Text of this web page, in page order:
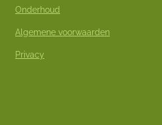
Onderhoud
Algemene voorwaarden
Privacy